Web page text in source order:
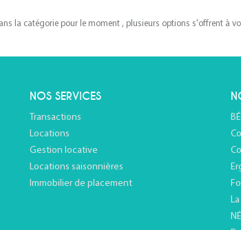
la catégorie pour le moment , plusieurs options s'offrent à
NOS SERVICES
Transactions
Locations
Gestion locative
Locations saisonnières
Immobilier de placement